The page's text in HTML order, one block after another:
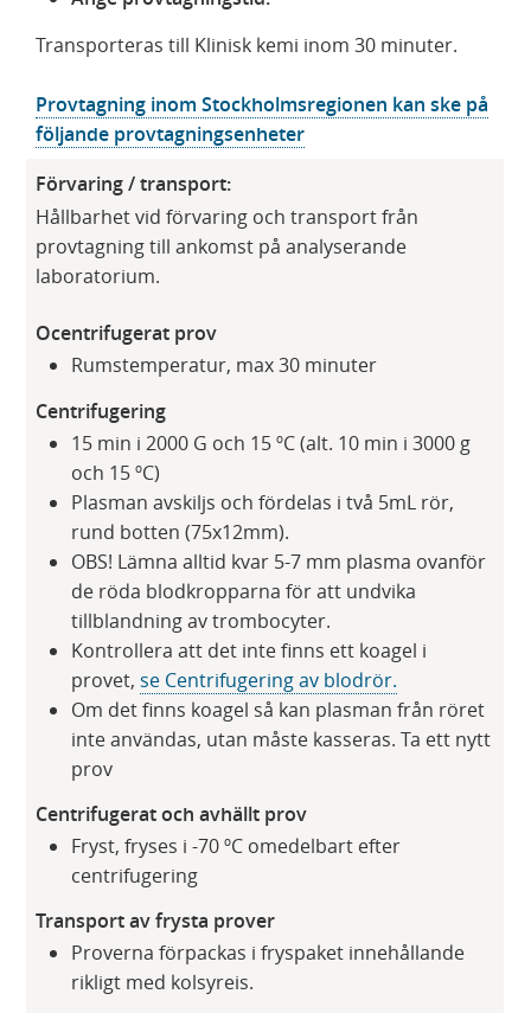
Transporteras till Klinisk kemi inom 30 minuter.
Provtagning inom Stockholmsregionen kan ske på
följande provtagningsenheter
Förvaring / transport:
Hållbarhet vid förvaring och transport från
provtagning till ankomst på analyserande
laboratorium.
Ocentrifugerat prov
Rumstemperatur, max 30 minuter
Centrifugering
15 min i 2000 G och 15 ºC (alt. 10 min i 3000 g
och 15 ºC)
Plasman avskiljs och fördelas i två 5mL rör,
rund botten (75x12mm).
OBS! Lämna alltid kvar 5-7 mm plasma ovanför
de röda blodkropparna för att undvika
tillblandning av trombocyter.
Kontrollera att det inte finns ett koagel i
provet,se Centrifugering av blodrör.
Om det finns koagel så kan plasman från röret
inte användas, utan måste kasseras. Ta ett nytt
prov
Centrifugerat och avhällt prov
Fryst, fryses i -70 ºC omedelbart efter
centrifugering
Transport av frysta prover
Proverna förpackas i fryspaket innehållande
rikligt med kolsyreis.